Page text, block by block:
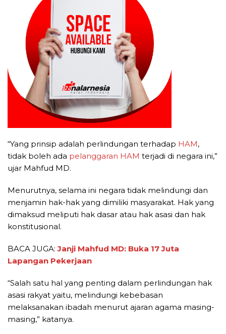
“Yang prinsip adalah perlindungan terhadap HAM,
tidak boleh ada pelanggaran HAM terjadi di negara ini,”
ujar Mahfud MD.
Menurutnya, selama ini negara tidak melindungi dan
menjamin hak-hak yang dimiliki masyarakat. Hak yang
dimaksud meliputi hak dasar atau hak asasi dan hak
konstitusional.
BACA JUGA:Janji Mahfud MD: Buka 17 Juta
Lapangan Pekerjaan
“Salah satu hal yang penting dalam perlindungan hak
asasi rakyat yaitu, melindungi kebebasan
melaksanakan ibadah menurut ajaran agama masing-
masing,” katanya.